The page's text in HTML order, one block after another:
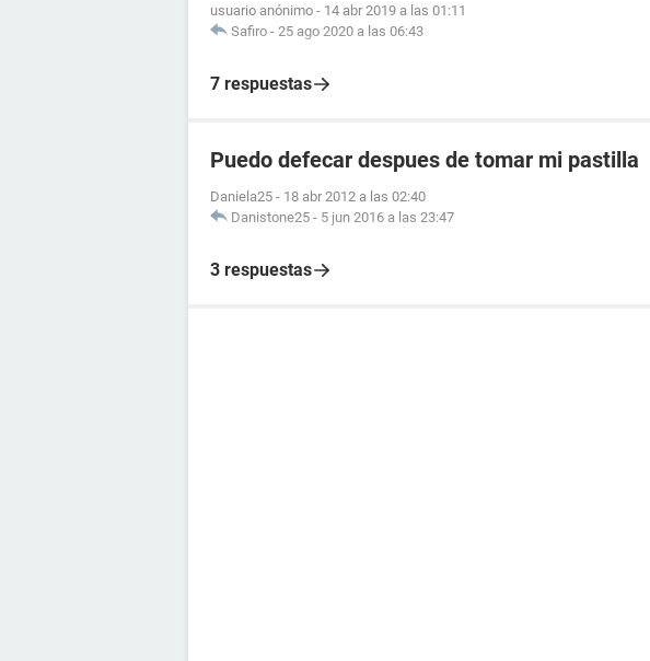
usuario anónimo - 14 abr 2019 a las 01:11
Safiro - 25 ago 2020 a las 06:43
7 respuestas
Puedo defecar despues de tomar mi pastilla
Daniela25 - 18 abr 2012 a las 02:40
Danistone25 - 5 jun 2016 a las 23:47
3 respuestas